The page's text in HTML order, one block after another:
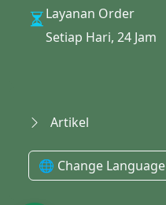
Layanan Order
Setiap Hari, 24 Jam
Artikel
🌐 Change Language